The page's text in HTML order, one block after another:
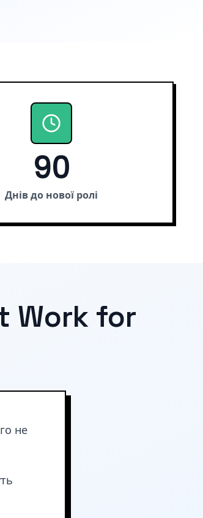
90
Днів до нової ролі
Work for
не